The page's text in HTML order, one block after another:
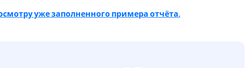
уже заполненного примера отчёта.